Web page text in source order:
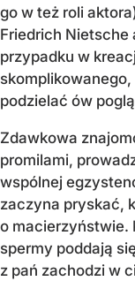
go w też roli
Friedrich Nietsche
przypadku w
podzielać ów
Zdawkowa
promilami,
wspólnej
zaczyna pryskać,
o macierzyństwie.
spermy poddają
z pań zachodzi w